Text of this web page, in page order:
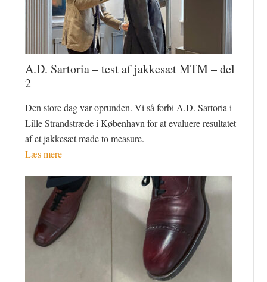
A.D. Sartoria – test af jakkesæt MTM – del
2
Den store dag var oprunden. Vi så forbi A.D. Sartoria i
Lille Strandstræde i København for at evaluere resultatet
af et jakkesæt made to measure.
Læs mere